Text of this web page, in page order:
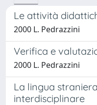
Le attività
2000 L. Pedrazzini
Verifica e
2000 L. Pedrazzini
La lingua
interdisciplinare